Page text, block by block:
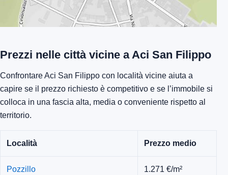
Prezzi nelle città vicine a Aci San Filippo
Confrontare Aci San Filippo con località vicine aiuta a
capire se il prezzo richiesto è competitivo e se l’immobile si
colloca in una fascia alta, media o conveniente rispetto al
territorio.
Località Prezzo medio
Pozzillo 1.271 €/m²